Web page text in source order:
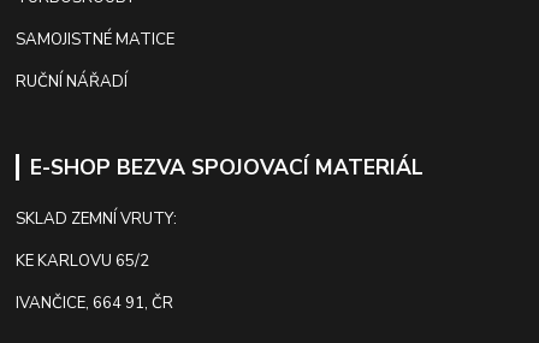
SAMOJISTNÉ MATICE
RUČNÍ NÁŘADÍ
E-SHOP BEZVA SPOJOVACÍ MATERIÁL
SKLAD ZEMNÍ VRUTY:
KE KARLOVU 65/2
IVANČICE, 664 91, ČR